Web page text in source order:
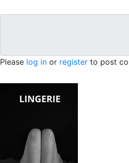
Please log in or register to post